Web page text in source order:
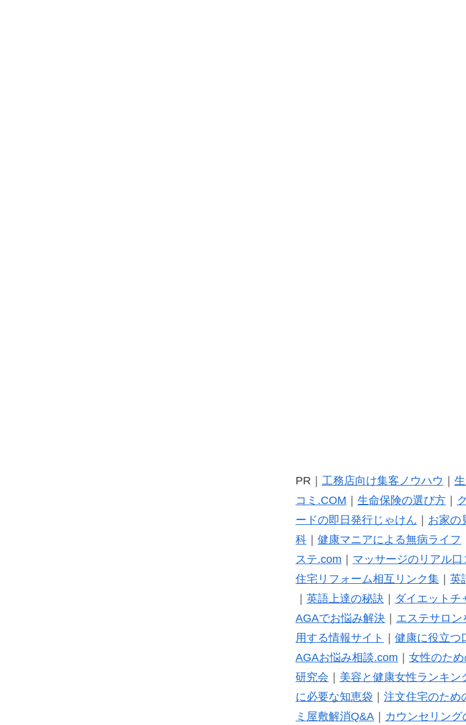
PR｜ 工務店向け集客ノウハウ
コミ.COM
生命保険の選び方｜
ードの即日発行じゃけん
お家の
科｜ 健康マニアによる無病ライフ
ステ.com
マッサージのリアル口
住宅リフォーム相互リンク集｜ 英
英語上達の秘訣 ダイエットチ
AGAでお悩み解決｜ エステサロン
用する情報サイト
健康に役立つ
AGAお悩み相談.com
女性のた
研究会
美容と健康女性ランキン
に必要な知恵袋
注文住宅のため
ミ屋敷解消Q&A｜ カウンセリン